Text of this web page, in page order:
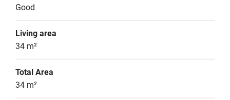
Good
Living area
34 m²
Total Area
34 m²